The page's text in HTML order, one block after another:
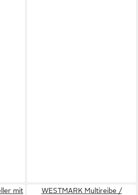
mit
WESTMARK Multireibe /